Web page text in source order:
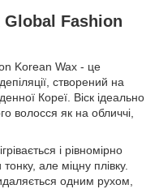
Global Fashion
Korean Wax - це
створений на
Кореї. Віск ідеально
волосся як на обличчі,
і рівномірно
але міцну плівку.
одним рухом,